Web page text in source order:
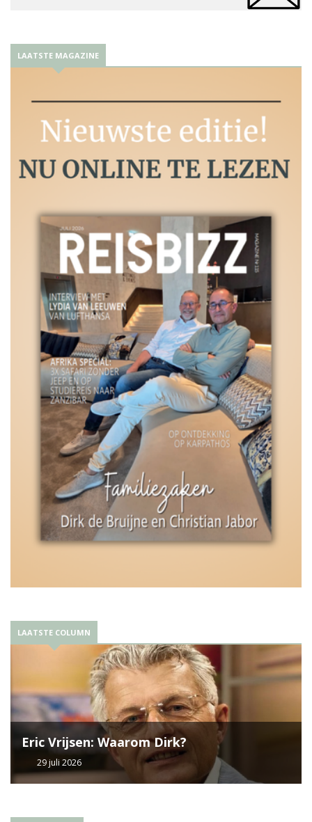
LAATSTE MAGAZINE
LAATSTE COLUMN
Eric Vrijsen: Waarom Dirk?
29 juli 2026